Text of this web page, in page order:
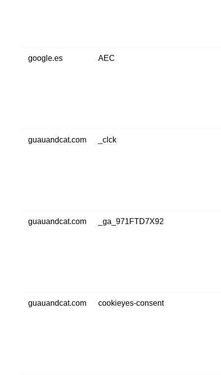
google.es AEC
guauandcat.com _clck
guauandcat.com _ga_971FTD7X92
guauandcat.com cookieyes-consent